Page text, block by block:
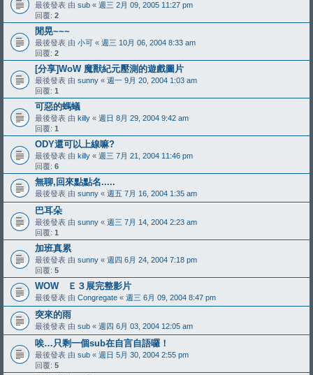
最後發表 由 sub « 週三 2月 09, 2005 11:27 pm
回覆: 2
閒晃~~~
最後發表 由 小可 « 週三 10月 06, 2004 8:33 am
回覆: 2
[分享]WoW 魔獸紀元壓測的遊戲圖片
最後發表 由 sunny « 週一 9月 20, 2004 1:03 am
回覆: 1
可惡的螞蟻
最後發表 由 killy « 週日 8月 29, 2004 9:42 am
回覆: 1
ODY還可以上線嘛?
最後發表 由 killy « 週三 7月 21, 2004 11:46 pm
回覆: 6
無聊,回來點點名.....
最後發表 由 sunny « 週五 7月 16, 2004 1:35 am
巴耳朵
最後發表 由 sunny « 週三 7月 14, 2004 2:23 am
回覆: 1
加班真累
最後發表 由 sunny « 週四 6月 24, 2004 7:18 pm
回覆: 5
WOW Ｅ３展完整影片
最後發表 由 Congregate « 週三 6月 09, 2004 8:47 pm
突來的雨
最後發表 由 sub « 週四 6月 03, 2004 12:05 am
唉…只剩一個sub在自言自語囉！
最後發表 由 sub « 週日 5月 30, 2004 2:55 pm
回覆: 5